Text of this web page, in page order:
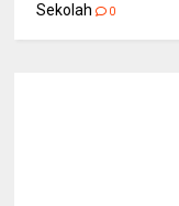
Sekolah
0